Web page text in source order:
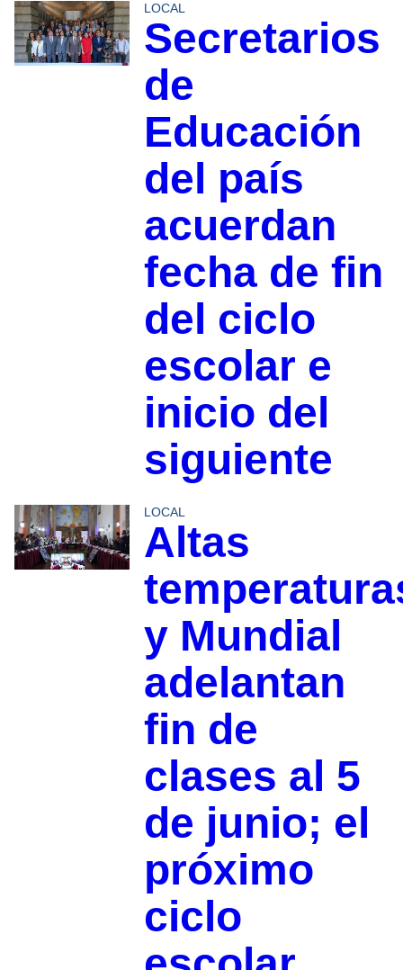
LOCAL
Secretarios
de
Educación
del país
acuerdan
fecha de fin
del ciclo
escolar e
inicio del
siguiente
LOCAL
Altas
y Mundial
adelantan
fin de
clases al 5
de junio; el
próximo
ciclo